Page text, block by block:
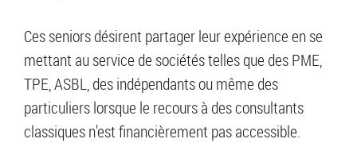
Ces seniors désirent partager leur expérience en se
mettant au service de sociétés telles que des PME,
TPE, ASBL, des indépendants ou même des
particuliers lorsque le recours à des consultants
classiques n'est financièrement pas accessible.